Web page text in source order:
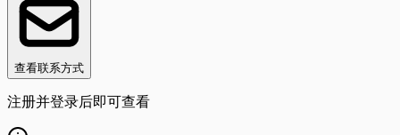
查看联系方式
注册并登录后即可查看